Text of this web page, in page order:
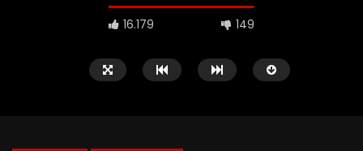
16.179 149